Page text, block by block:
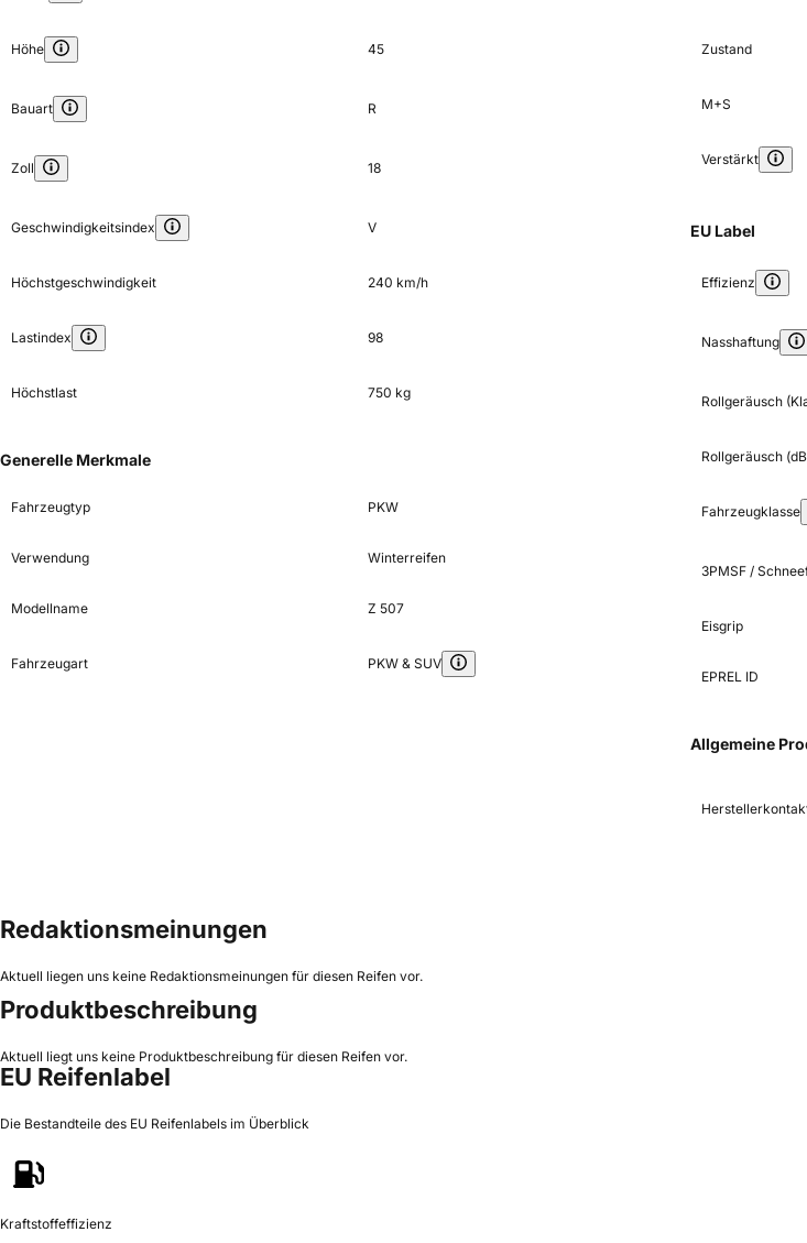
Höhe 45
Bauart R
Zoll 18
Geschwindigkeitsindex V
Höchstgeschwindigkeit 240 km/h
Lastindex 98
Höchstlast 750 kg
Generelle Merkmale
Fahrzeugtyp PKW
Verwendung Winterreifen
Modellname Z 507
Fahrzeugart PKW & SUV
Zustand
M+S
Verstärkt
EU Label
Effizienz
Nasshaftung
Rollgeräusch
Rollgeräusch
Fahrzeugklasse
3PMSF /
Eisgrip
EPREL ID
Allgemeine
Redaktionsmeinungen
Aktuell liegen uns keine Redaktionsmeinungen für diesen Reifen vor.
Produktbeschreibung
Aktuell liegt uns keine Produktbeschreibung für diesen Reifen vor.
EU Reifenlabel
Die Bestandteile des EU Reifenlabels im Überblick
Kraftstoffeffizienz